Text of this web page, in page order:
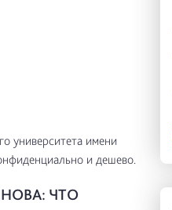
университета имени
и дешево.
ЧТО